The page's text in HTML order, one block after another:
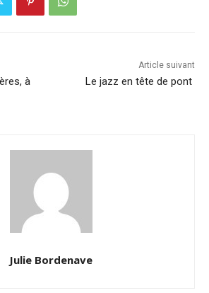
à
Article suivant
Le jazz en tête de pont
Julie Bordenave